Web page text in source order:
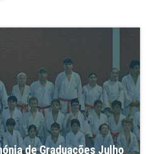
de Graduações Julho